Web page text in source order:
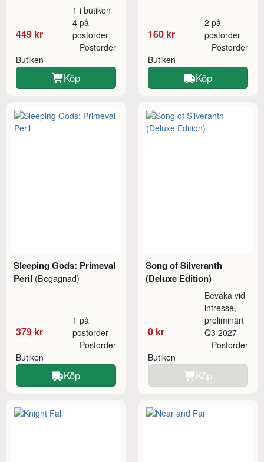
449 kr
1 i butiken
4 på
postorder
Butiken
Postorder
Köp
160 kr
2 på
postorder
Butiken
Postorder
Köp
Sleeping Gods: Primeval
Peril (Begagnad)
379 kr
1 på
postorder
Butiken
Postorder
Köp
Song of Silveranth
(Deluxe Edition)
0 kr
Bevaka vid
intresse,
preliminärt
Q3 2027
Butiken
Postorder
Köp